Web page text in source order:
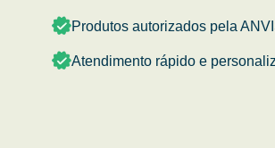
Produtos autorizados pela
Atendimento rápido e